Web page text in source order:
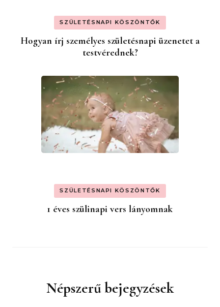
SZÜLETÉSNAPI KÖSZÖNTŐK
Hogyan írj személyes születésnapi üzenetet a
testvérednek?
SZÜLETÉSNAPI KÖSZÖNTŐK
1 éves szülinapi vers lányomnak
Népszerű bejegyzések